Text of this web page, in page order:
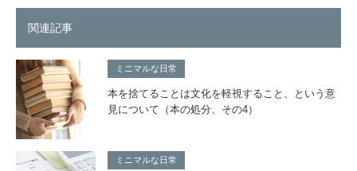
関連記事
ミニマルな日常
本を捨てることは文化を軽視すること、という意
見について（本の処分、その4）
ミニマルな日常